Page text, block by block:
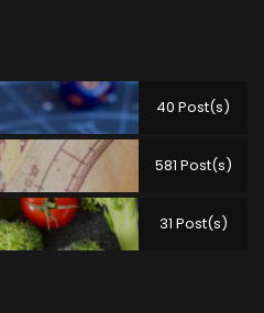
40 Post(s)
581 Post(s)
31 Post(s)